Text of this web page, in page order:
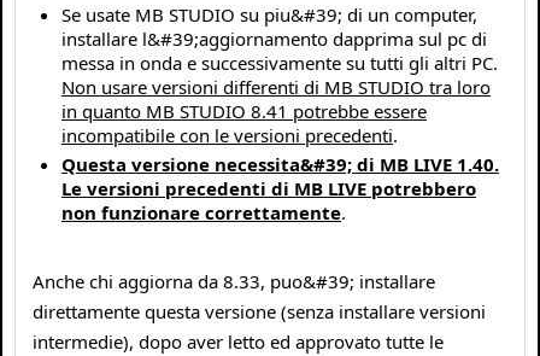
Se usate MB STUDIO su piu&#39; di un computer,
installare l&#39;aggiornamento dapprima sul pc di
messa in onda e successivamente su tutti gli altri PC.
Non usare versioni differenti di MB STUDIO tra loro
in quanto MB STUDIO 8.41 potrebbe essere
incompatibile con le versioni precedenti.
Questa versione necessita&#39; di MB LIVE 1.40.
Le versioni precedenti di MB LIVE potrebbero
non funzionare correttamente.
Anche chi aggiorna da 8.33, puo&#39; installare
direttamente questa versione (senza installare versioni
intermedie), dopo aver letto ed approvato tutte le